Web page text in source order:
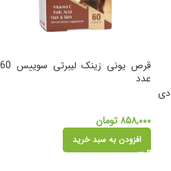
قرص یونی زینک لیبرتی سوییس 60
عدد
۸۵۸,۰۰۰ تومان
افزودن به سبد خرید